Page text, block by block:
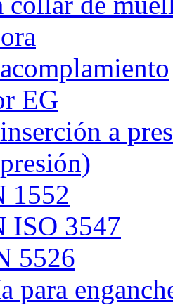
EG
a
1552
ISO 3547
5526
para